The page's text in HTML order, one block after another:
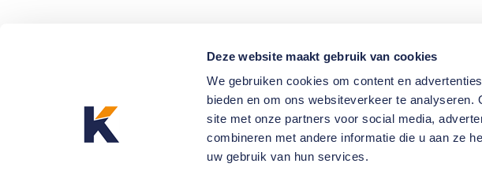
Deze website maakt gebruik van cookies
We gebruiken cookies om content en
bieden en om ons websiteverkeer te
site met onze partners voor social media,
combineren met andere informatie die u aan ze
uw gebruik van hun services.